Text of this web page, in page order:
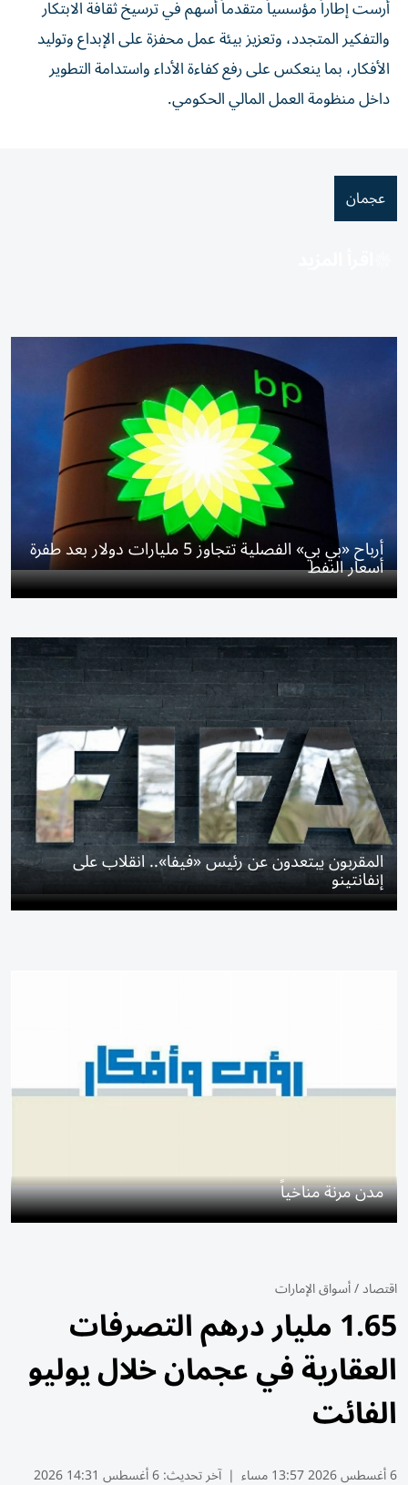
أرست إطاراً مؤسسياً متقدماً أسهم في ترسيخ ثقافة الابتكار
والتفكير المتجدد، وتعزيز بيئة عمل محفزة على الإبداع وتوليد
الأفكار، بما ينعكس على رفع كفاءة الأداء واستدامة التطوير
داخل منظومة العمل المالي الحكومي.
عجمان
أرباح «بي بي» الفصلية تتجاوز 5 مليارات دولار بعد طفرة
أسعار النفط
المقربون يبتعدون عن رئيس «فيفا».. انقلاب على
إنفانتينو
مدن مرنة مناخياً
اقتصاد/أسواق الإمارات
1.65 مليار درهم التصرفات
العقارية في عجمان خلال يوليو
الفائت
6 أغسطس 2026 13:57 مساء | آخر تحديث:6 أغسطس 14:31 2026